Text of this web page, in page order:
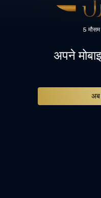
5 मौसम
अपने
अब